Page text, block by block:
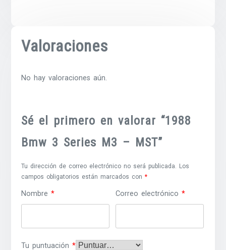
Valoraciones
No hay valoraciones aún.
Sé el primero en valorar “1988
Bmw 3 Series M3 – MST”
Tu dirección de correo electrónico no será publicada. Los
campos obligatorios están marcados con*
Nombre* Correo electrónico*
Tu puntuación*